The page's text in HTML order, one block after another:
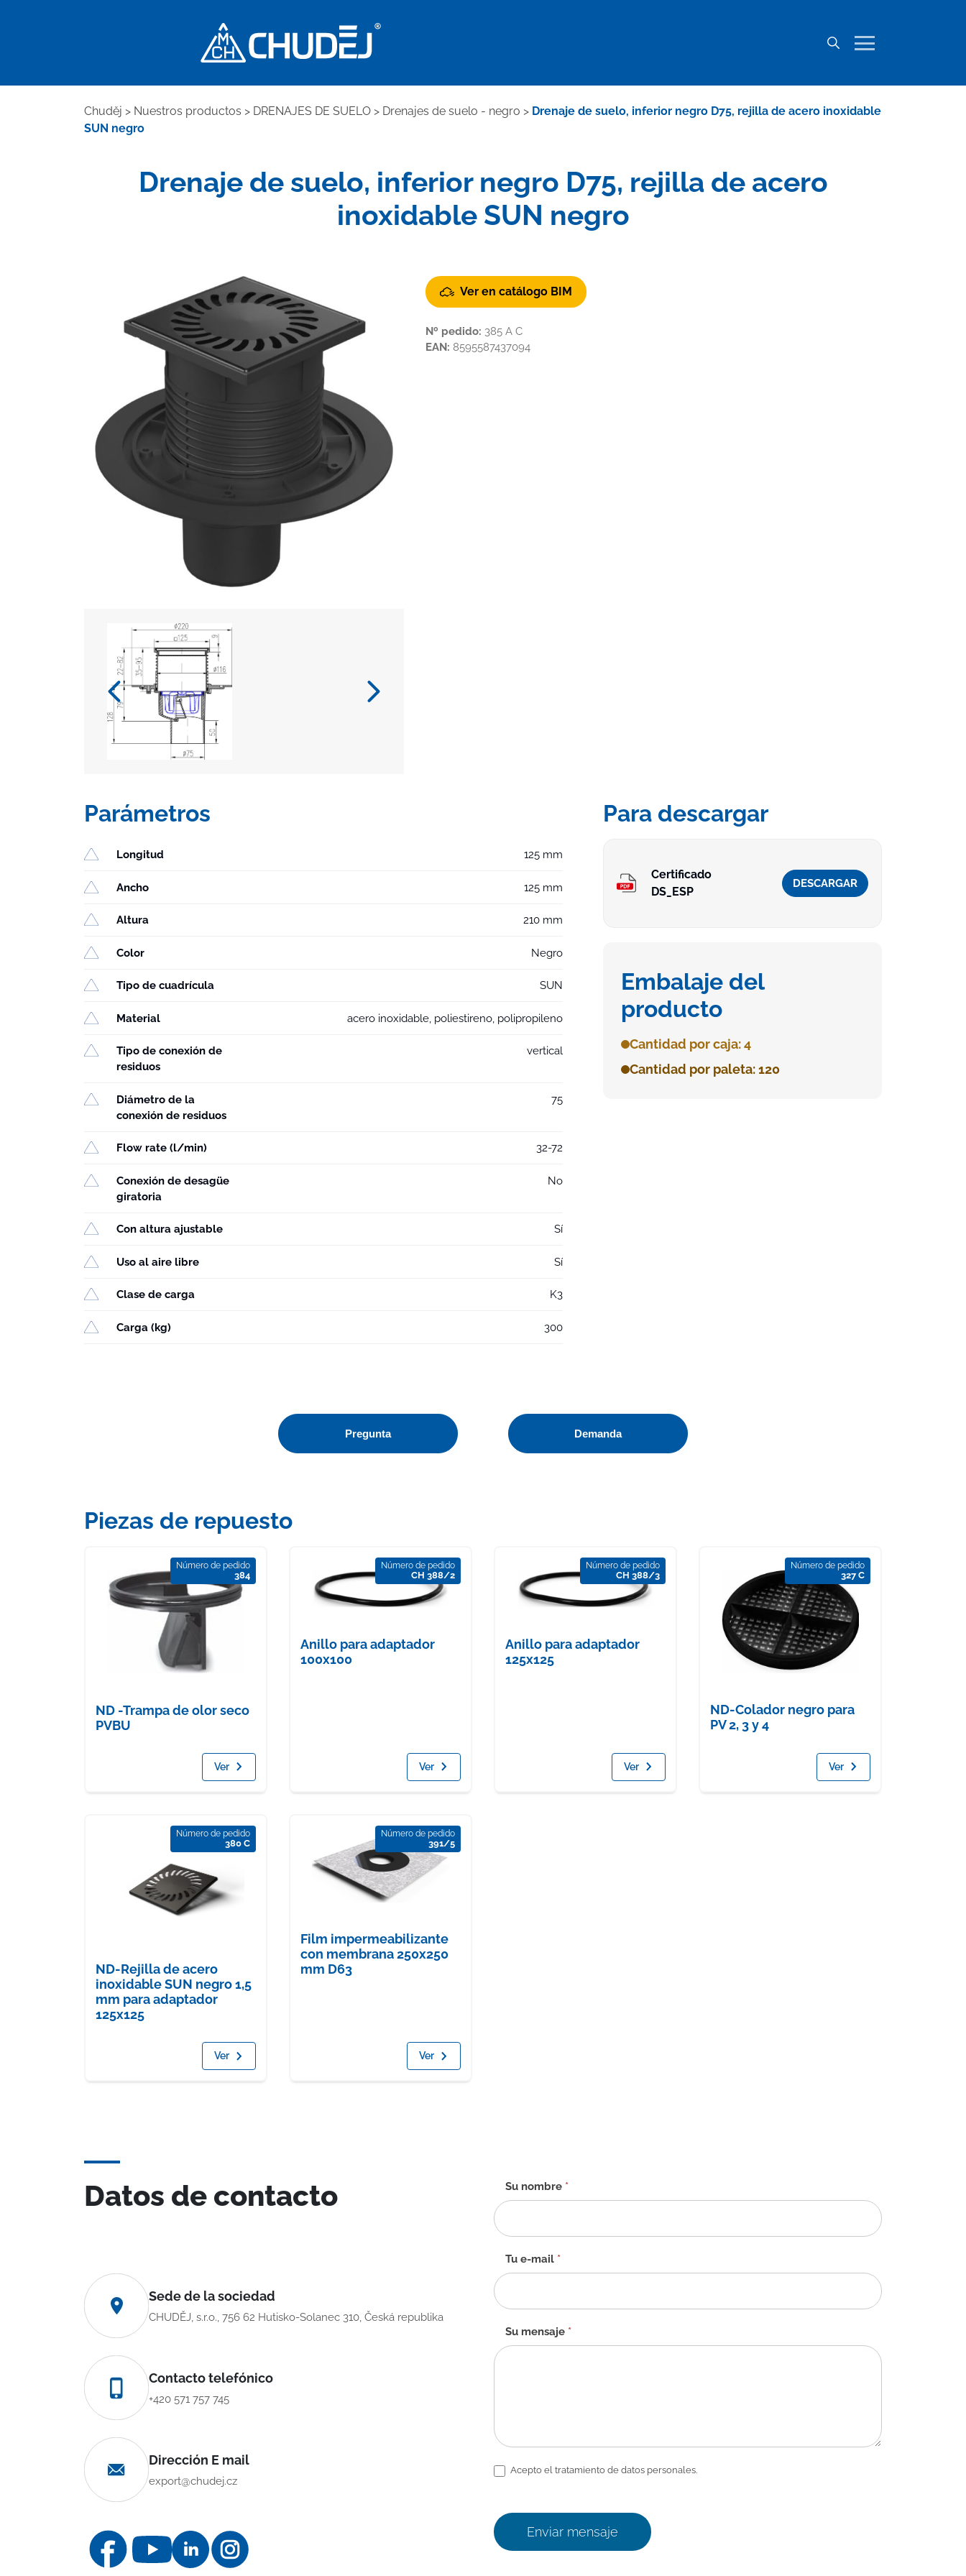
Chuděj > Nuestros productos > DRENAJES DE SUELO > Drenajes de suelo - negro > Drenaje de suelo, inferior negro D75, rejilla de acero inoxidable
SUN negro
Drenaje de suelo, inferior negro D75, rejilla de acero
inoxidable SUN negro
Ver en catálogo BIM
Nº pedido: 385 A C
EAN: 8595587437094
Parámetros
Longitud 125 mm
Ancho 125 mm
Altura 210 mm
Color Negro
Tipo de cuadrícula SUN
Material acero inoxidable, poliestireno, polipropileno
Tipo de conexión de
residuos
vertical
Diámetro de la
conexión de residuos
75
Flow rate (l/min) 32-72
Conexión de desagüe
giratoria
No
Con altura ajustable Sí
Uso al aire libre Sí
Clase de carga K3
Carga (kg) 300
Para descargar
Certificado
DS_ESP
DESCARGAR
Embalaje del
producto
Cantidad por caja: 4
Cantidad por paleta: 120
Pregunta Demanda
Piezas de repuesto
Número de pedido
384
ND -Trampa de olor seco
PVBU
Ver
Número de pedido
CH 388/2
Anillo para adaptador
100x100
Ver
Número de pedido
CH 388/3
Anillo para adaptador
125x125
Ver
Número de pedido
327 C
ND-Colador negro para
PV 2, 3 y 4
Ver
Número de pedido
380 C
ND-Rejilla de acero
inoxidable SUN negro 1,5
mm para adaptador
125x125
Ver
Número de pedido
391/5
Film impermeabilizante
con membrana 250x250
mm D63
Ver
Datos de contacto
Sede de la sociedad
CHUDĚJ, s.r.o., 756 62 Hutisko-Solanec 310, Česká republika
Contacto telefónico
+420 571 757 745
Dirección E mail
export@chudej.cz
Formulario
de
contacto
Su nombre *
Tu e-mail *
Su mensaje *
Acepto el tratamiento de datos personales.
Enviar mensaje